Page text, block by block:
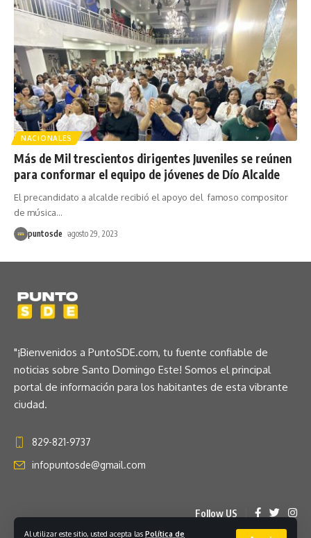
Al utilizar este sitio, usted acepta las Política de
NACIONALES
Más de Mil trescientos dirigentes Juveniles se reúnen
para conformar el equipo de jóvenes de Dío Alcalde
El precandidato a alcalde recibió el apoyo del famoso compositor
de música…
puntosde agosto 29, 2023
"¡Bienvenidos a PuntoSDE.com, tu fuente confiable de
noticias sobre Santo Domingo Este! Somos el principal
portal de información para los habitantes de esta vibrante
ciudad.
829-821-9737
infopuntosde@gmail.com
Follow US